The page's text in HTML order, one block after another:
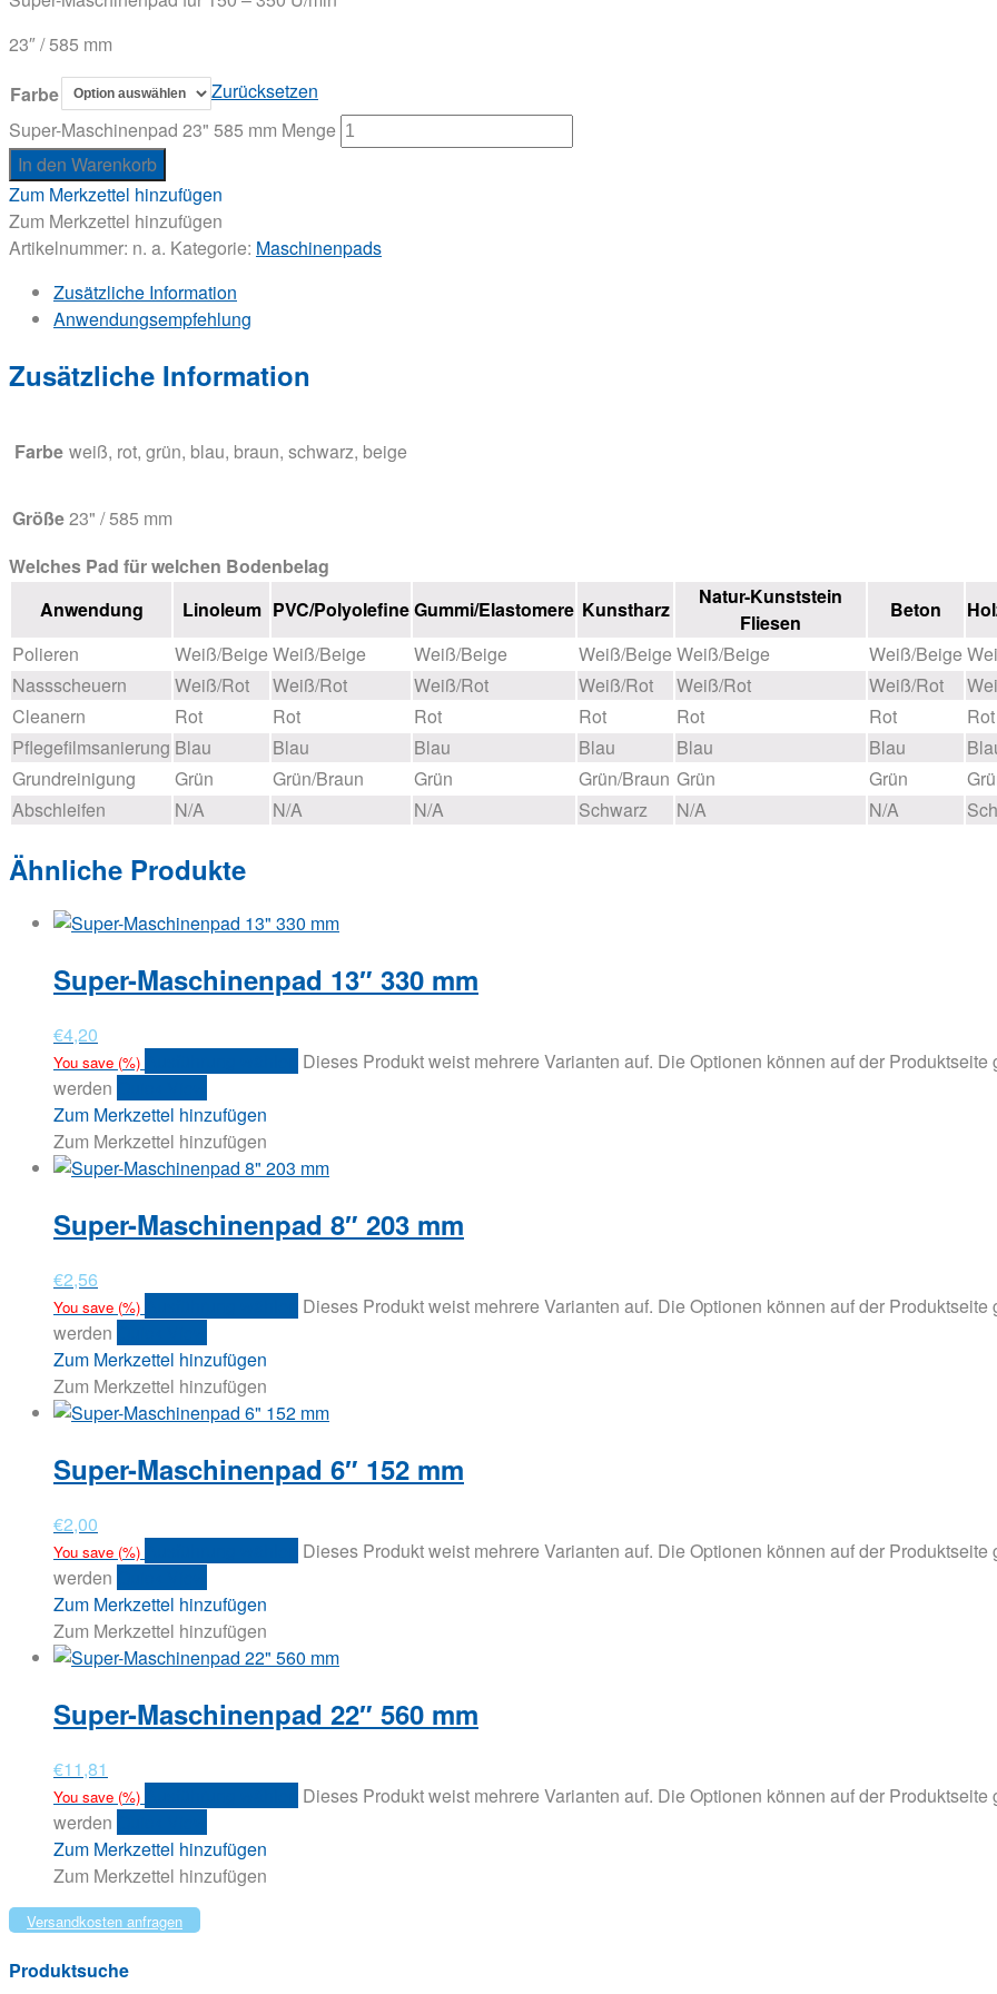
23″ / 585 mm
Farbe
Zurücksetzen
Super-Maschinenpad 23" 585 mm Menge
In den Warenkorb
Zum Merkzettel hinzufügen
Zum Merkzettel hinzufügen
Artikelnummer: n. a. Kategorie: Maschinenpads
Zusätzliche Information
Anwendungsempfehlung
Zusätzliche Information
Farbe weiß, rot, grün, blau, braun, schwarz, beige
Größe23" / 585 mm
Welches Pad für welchen Bodenbelag
Anwendung
Linoleum PVC/PolyolefineGummi/Elastomere Kunstharz
Natur-Kunststein
Fliesen
Beton
Polieren
Weiß/Beige Weiß/Beige Weiß/Beige Weiß/Beige Weiß/Beige Weiß/Beige
Nassscheuern
Weiß/Rot Weiß/Rot Weiß/Rot Weiß/Rot Weiß/Rot Weiß/Rot
Cleanern
Rot Rot Rot Rot Rot Rot
Rot
Pflegefilmsanierung Blau Blau Blau Blau Blau Blau
Grundreinigung
Grün Grün/Braun Grün Grün/Braun Grün Grün
Abschleifen
N/A N/A N/A Schwarz N/A N/A
Ähnliche Produkte
Super-Maschinenpad 13″ 330 mm
€4,20
You save (%)
Dieses Produkt weist mehrere Varianten auf. Die Optionen können auf der Produktseite
werden
Zum Merkzettel hinzufügen
Zum Merkzettel hinzufügen
Super-Maschinenpad 8″ 203 mm
€2,56
You save (%)
Dieses Produkt weist mehrere Varianten auf. Die Optionen können auf der Produktseite
werden
Zum Merkzettel hinzufügen
Zum Merkzettel hinzufügen
Super-Maschinenpad 6″ 152 mm
€2,00
You save (%)
Dieses Produkt weist mehrere Varianten auf. Die Optionen können auf der Produktseite
werden
Zum Merkzettel hinzufügen
Zum Merkzettel hinzufügen
Super-Maschinenpad 22″ 560 mm
€11,81
You save (%)
Dieses Produkt weist mehrere Varianten auf. Die Optionen können auf der Produktseite
werden
Zum Merkzettel hinzufügen
Zum Merkzettel hinzufügen
Versandkosten anfragen
Produktsuche